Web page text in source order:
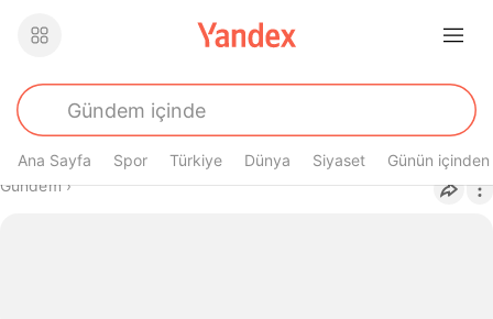
Ana Sayfa Spor Türkiye Dünya Siyaset Günün içinden
Buradasın
Gündem›